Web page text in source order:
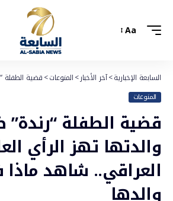
Aa
السابعة الإخبارية>آخر الأخبار>المنوعات>قضية الطفلة
المنوعات
قضية الطفلة “رندة”
والدتها تهز الرأي
العراقي.. شاهد
والدها